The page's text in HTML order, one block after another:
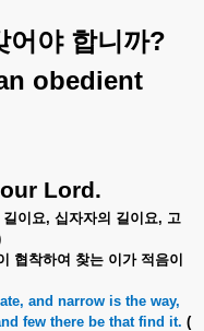
어야 합니까?
obedient
Lord.
길이요, 십자자의 길이요, 고
협착하여 찾는 이가 적음이
and narrow is the way,
few there be that find it. (